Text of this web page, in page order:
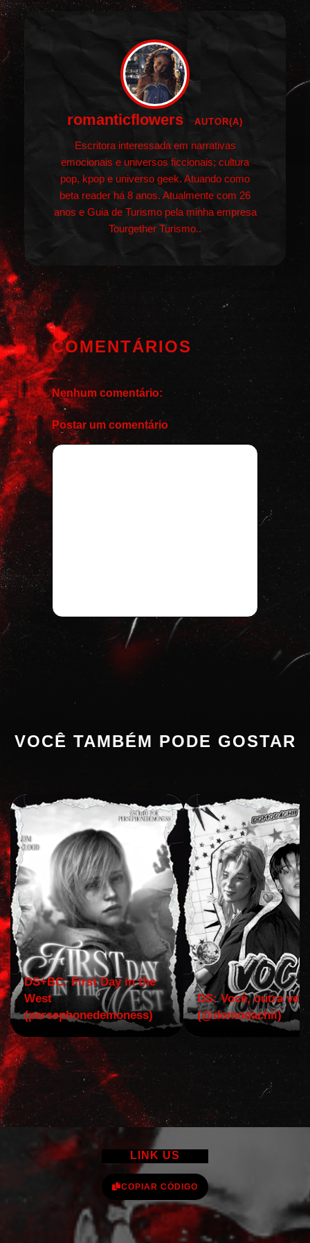
romanticflowers AUTOR(A)
Escritora interessada em narrativas
emocionais e universos ficcionais; cultura
pop, kpop e universo geek. Atuando como
beta reader há 8 anos. Atualmente com 26
anos e Guia de Turismo pela minha empresa
Tourgether Turismo..
COMENTÁRIOS
Nenhum comentário:
Postar um comentário
VOCÊ TAMBÉM PODE GOSTAR
DS+BC: First Day in the
West
(persephonedemoness)
DS: Você, outra vez!
(@domodachii)
LINK US
COPIAR CÓDIGO